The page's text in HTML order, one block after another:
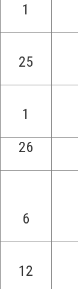
1
25
1
26
6
12